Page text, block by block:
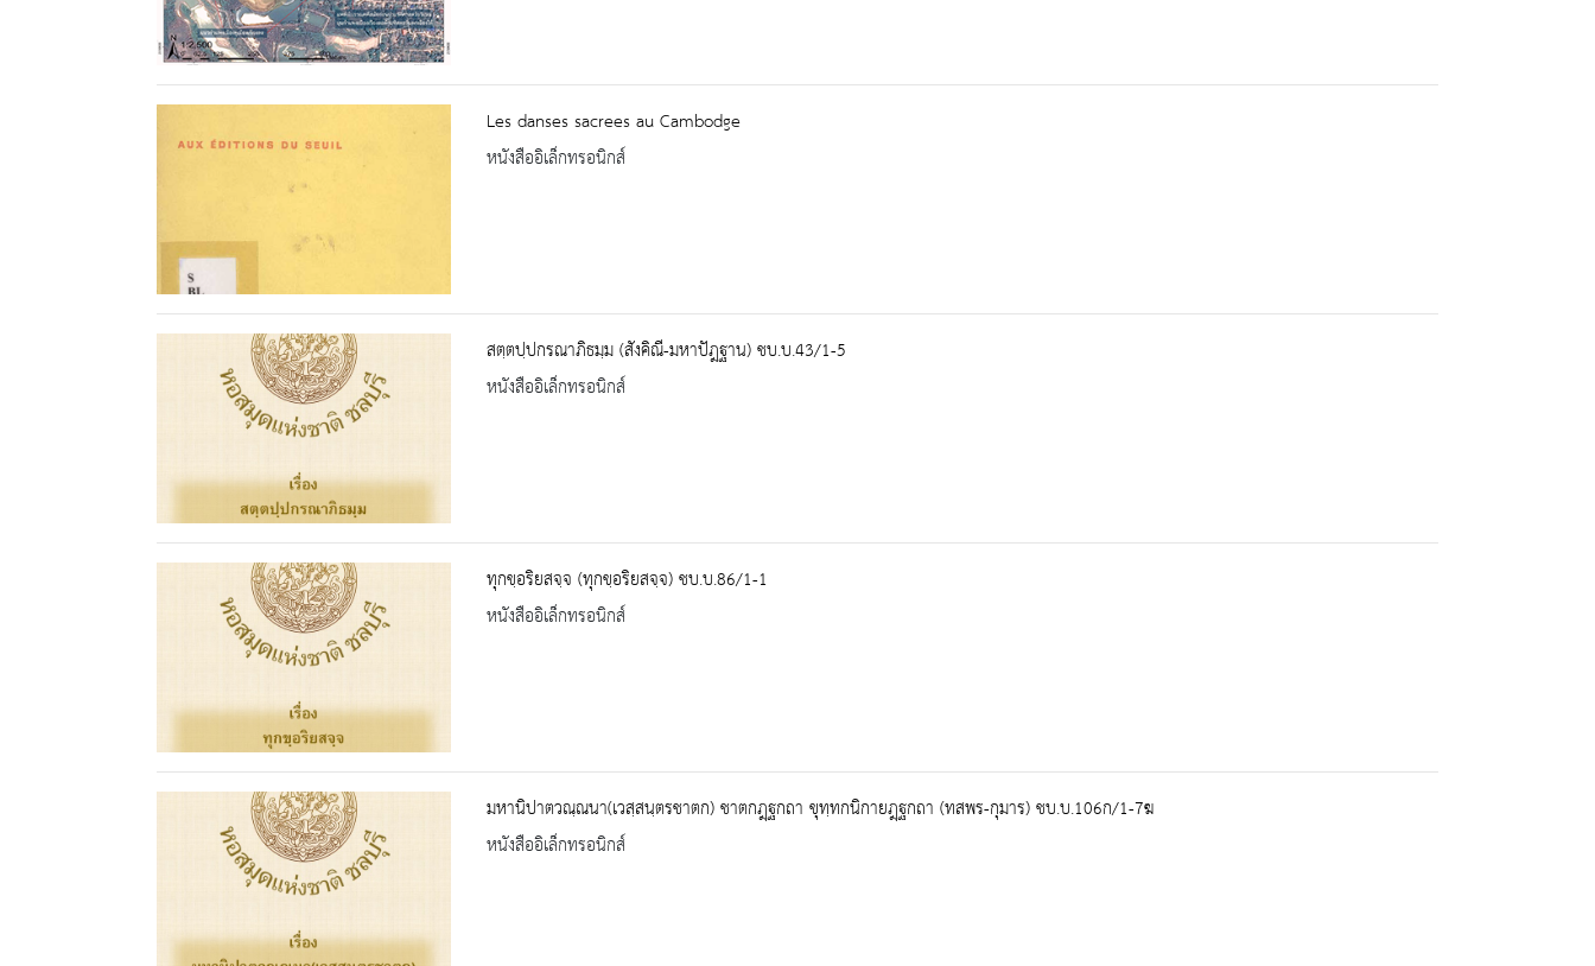
Les danses sacrees au Cambodge
หนังสืออิเล็กทรอนิกส์
สตฺตปฺปกรณาภิธมฺม (สังคิณี-มหาปัฎฐาน) ชบ.บ.43/1-5
หนังสืออิเล็กทรอนิกส์
ทุกขฺอริยสจฺจ (ทุกขฺอริยสจฺจ) ชบ.บ.86/1-1
หนังสืออิเล็กทรอนิกส์
มหานิปาตวณฺณนา(เวสฺสนฺตรชาตก) ชาตกฎฺฐกถา ขุทฺทกนิกายฎฺฐกถา (ทสพร-กุมาร) ชบ.บ.106ก/1-7ฆ
หนังสืออิเล็กทรอนิกส์